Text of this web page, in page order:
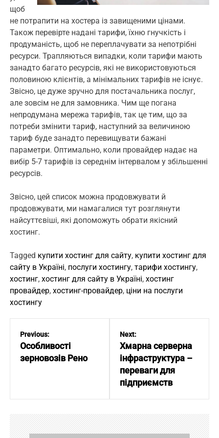
щоб
не потрапити на хостера із завищеними цінами.
Також перевірте надані тарифи, їхню гнучкість і
продуманість, щоб не переплачувати за непотрібні
ресурси. Трапляються випадки, коли тарифи мають
занадто багато ресурсів, які не використовуються
половиною клієнтів, а мінімальних тарифів не існує.
Звісно, це дуже зручно для постачальника послуг,
але зовсім не для замовника. Чим ще погана
непродумана мережа тарифів, так це тим, що за
потреби змінити тариф, наступний за величиною
тариф буде занадто перевищувати бажані
параметри. Оптимально, коли провайдер надає на
вибір 5-7 тарифів із середнім інтервалом у збільшенні
ресурсів.
Звісно, цей список можна продовжувати й
продовжувати, ми намагалися тут розглянути
найсуттєвіші, які допоможуть обрати якісний
хостинг.
Tagged купити хостинг для сайту, купити хостинг для
сайту в Україні, послуги хостингу, тарифи хостингу,
хостинг, хостинг для сайту в Україні, хостинг
провайдер, хостинг-провайдер, ціни на послуги
хостингу
Н
я
з
Previous:
Особливості
зерновозів Рено
Next:
Хмарна серверна
інфраструктура –
переваги для
підприємств